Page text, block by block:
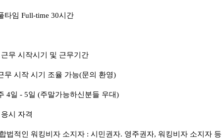
타임 Full-time 30시간
무 시작시기 및 근무기간
무 시작 시기 조율 가능(문의 환영)
4일 - 5일 (주말가능하신분들 우대)
시 자격
법적인 워킹비자 소지자 : 시민권자. 영주권자, 워킹비자 소지자 등